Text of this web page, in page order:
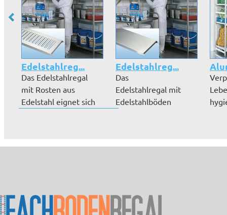
Edelstahlreg...
Das Edelstahlregal
mit Rosten aus
Edelstahl eignet sich
Edelstahlreg...
Das
Edelstahlregal mit
Edelstahlböden